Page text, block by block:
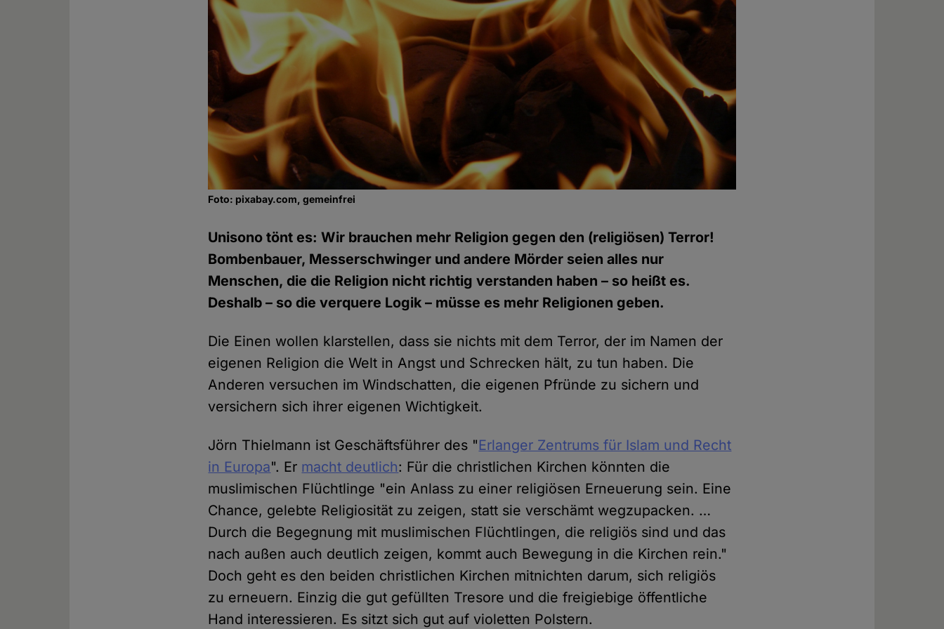
Foto: pixabay.com, gemeinfrei
Unisono tönt es: Wir brauchen mehr Religion gegen den (religiösen) Terror!
Bombenbauer, Messerschwinger und andere Mörder seien alles nur
Menschen, die die Religion nicht richtig verstanden haben – so heißt es.
Deshalb – so die verquere Logik – müsse es mehr Religionen geben.
Die Einen wollen klarstellen, dass sie nichts mit dem Terror, der im Namen der
eigenen Religion die Welt in Angst und Schrecken hält, zu tun haben. Die
Anderen versuchen im Windschatten, die eigenen Pfründe zu sichern und
versichern sich ihrer eigenen Wichtigkeit.
Jörn Thielmann ist Geschäftsführer des "Erlanger Zentrums für Islam und Recht
in Europa". Er macht deutlich: Für die christlichen Kirchen könnten die
muslimischen Flüchtlinge "ein Anlass zu einer religiösen Erneuerung sein. Eine
Chance, gelebte Religiosität zu zeigen, statt sie verschämt wegzupacken. …
Durch die Begegnung mit muslimischen Flüchtlingen, die religiös sind und das
nach außen auch deutlich zeigen, kommt auch Bewegung in die Kirchen rein."
Doch geht es den beiden christlichen Kirchen mitnichten darum, sich religiös
zu erneuern. Einzig die gut gefüllten Tresore und die freigiebige öffentliche
Hand interessieren. Es sitzt sich gut auf violetten Polstern.